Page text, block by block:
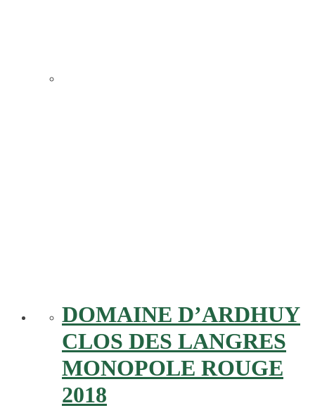
DOMAINE D’ARDHUY
CLOS DES LANGRES
MONOPOLE ROUGE
2018